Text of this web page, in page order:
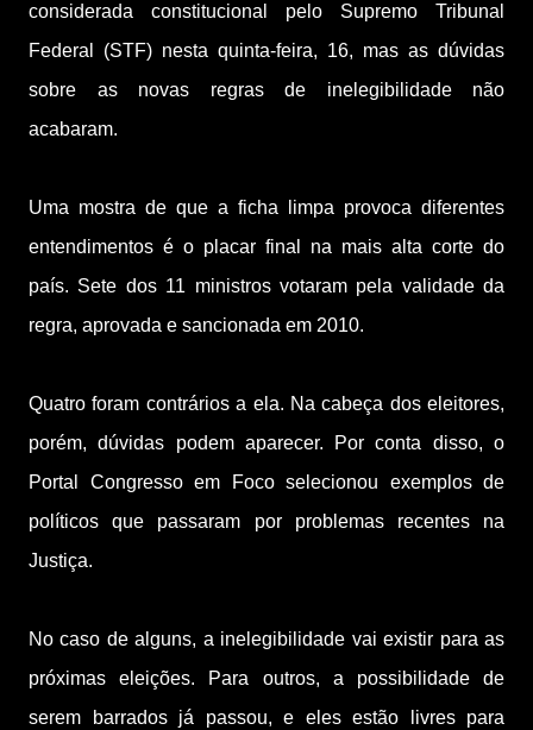
considerada constitucional pelo Supremo Tribunal
Federal (STF) nesta quinta-feira, 16, mas as dúvidas
sobre as novas regras de inelegibilidade não
acabaram.
Uma mostra de que a ficha limpa provoca diferentes
entendimentos é o placar final na mais alta corte do
país. Sete dos 11 ministros votaram pela validade da
regra, aprovada e sancionada em 2010.
Quatro foram contrários a ela. Na cabeça dos eleitores,
porém, dúvidas podem aparecer. Por conta disso, o
Portal Congresso em Foco selecionou exemplos de
políticos que passaram por problemas recentes na
Justiça.
No caso de alguns, a inelegibilidade vai existir para as
próximas eleições. Para outros, a possibilidade de
serem barrados já passou, e eles estão livres para